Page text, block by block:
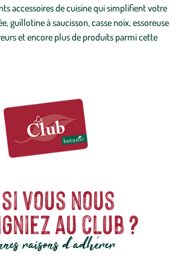
accessoires de cuisine qui simplifient votre
guillotine à saucisson, casse noix, essoreuse
et encore plus de produits parmi cette
vous nous
au club ?
raisons d'adhérer